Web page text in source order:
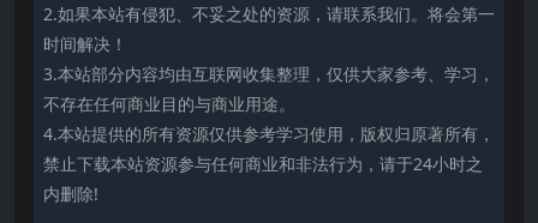
2.如果本站有侵犯、不妥之处的资源，请联系我们。将会第一
时间解决！
3.本站部分内容均由互联网收集整理，仅供大家参考、学习，
不存在任何商业目的与商业用途。
4.本站提供的所有资源仅供参考学习使用，版权归原著所有，
禁止下载本站资源参与任何商业和非法行为，请于24小时之
内删除!